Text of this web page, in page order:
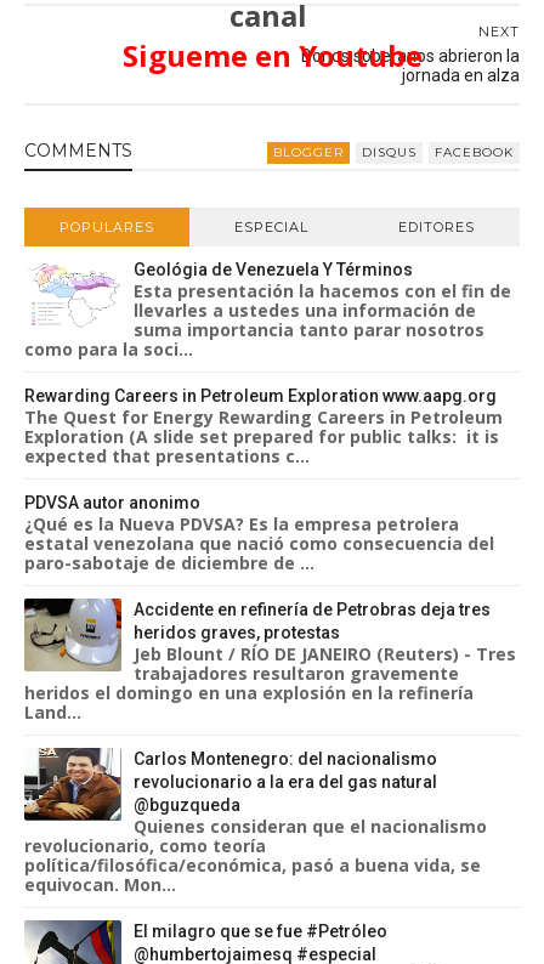
canal
Sigueme en Youtube
NEXT
Bonos soberanos abrieron la
jornada en alza
COMMENTS BLOGGER DISQUS FACEBOOK
POPULARES ESPECIAL EDITORES
Geológia de Venezuela Y Términos
Esta presentación la hacemos con el fin de
llevarles a ustedes una información de
suma importancia tanto parar nosotros
como para la soci...
Rewarding Careers in Petroleum Exploration www.aapg.org
The Quest for Energy Rewarding Careers in Petroleum
Exploration (A slide set prepared for public talks: it is
expected that presentations c...
PDVSA autor anonimo
¿Qué es la Nueva PDVSA? Es la empresa petrolera
estatal venezolana que nació como consecuencia del
paro-sabotaje de diciembre de ...
Accidente en refinería de Petrobras deja tres
heridos graves, protestas
Jeb Blount / RÍO DE JANEIRO (Reuters) - Tres
trabajadores resultaron gravemente
heridos el domingo en una explosión en la refinería
Land...
Carlos Montenegro: del nacionalismo
revolucionario a la era del gas natural
@bguzqueda
Quienes consideran que el nacionalismo
revolucionario, como teoría
política/filosófica/económica, pasó a buena vida, se
equivocan. Mon...
El milagro que se fue #Petróleo
@humbertojaimesq #especial